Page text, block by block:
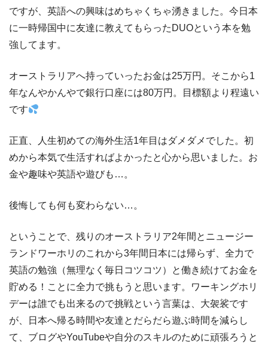
ですが、英語への興味はめちゃくちゃ湧きました。今日本
に一時帰国中に友達に教えてもらったDUOという本を勉
強してます。
オーストラリアへ持っていったお金は25万円。そこから1
年なんやかんやで銀行口座には80万円。目標額より程遠い
です
正直、人生初めての海外生活1年目はダメダメでした。初
めから本気で生活すればよかったと心から思いました。お
金や趣味や英語や遊びも…。
後悔しても何も変わらない…。
ということで、残りのオーストラリア2年間とニュージー
ランドワーホリのこれから3年間日本には帰らず、全力で
英語の勉強（無理なく毎日コツコツ）と働き続けてお金を
貯める！ことに全力で挑もうと思います。ワーキングホリ
デーは誰でも出来るので挑戦という言葉は、大袈裟です
が、日本へ帰る時間や友達とだらだら遊ぶ時間を減らし
て、ブログやYouTubeや自分のスキルのために頑張ろうと